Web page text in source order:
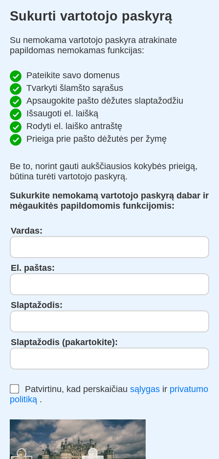
Sukurti vartotojo paskyrą
Su nemokama vartotojo paskyra atrakinate
papildomas nemokamas funkcijas:
Pateikite savo domenus
Tvarkyti šlamšto sąrašus
Apsaugokite pašto dėžutes slaptažodžiu
Išsaugoti el. laišką
Rodyti el. laiško antraštę
Prieiga prie pašto dėžutės per žymę
Be to, norint gauti aukščiausios kokybės prieigą,
būtina turėti vartotojo paskyrą.
Sukurkite nemokamą vartotojo paskyrą dabar ir
mėgaukitės papildomomis funkcijomis:
Vardas:
El. paštas:
Slaptažodis:
Slaptažodis (pakartokite):
Patvirtinu, kad perskaičiau sąlygas ir privatumo
politiką .